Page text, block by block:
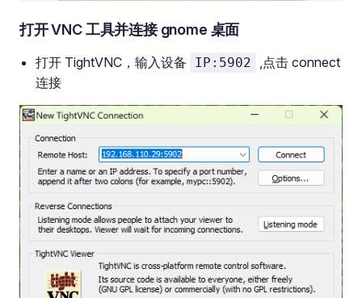
打开 VNC 工具并连接 gnome 桌面
打开 TightVNC，输入设备 IP:5902
,点击 connect
连接